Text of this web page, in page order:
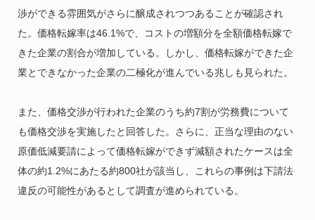
渉ができる雰囲気がさらに醸成されつつあることが確認され
た。価格転嫁率は46.1%で、コストの増額分を全額価格転嫁で
きた企業の割合が増加している。しかし、価格転嫁ができた企
業とできなかった企業の二極化が進んでいる兆しも見られた。
また、価格交渉が行われた企業のうち約7割が労務費について
も価格交渉を実施したと回答した。さらに、正当な理由のない
原価低減要請によって価格転嫁ができず減額されたケースは全
体の約1.2%にあたる約800社が該当し、これらの事例は下請法
違反の可能性があるとして調査が進められている。